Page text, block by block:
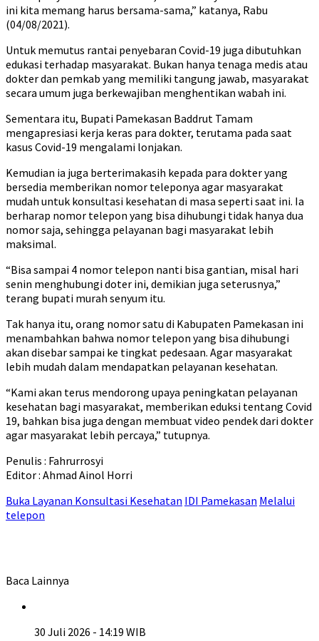
ini kita memang harus bersama-sama,” katanya, Rabu
(04/08/2021).
Untuk memutus rantai penyebaran Covid-19 juga dibutuhkan
edukasi terhadap masyarakat. Bukan hanya tenaga medis atau
dokter dan pemkab yang memiliki tangung jawab, masyarakat
secara umum juga berkewajiban menghentikan wabah ini.
Sementara itu, Bupati Pamekasan Baddrut Tamam
mengapresiasi kerja keras para dokter, terutama pada saat
kasus Covid-19 mengalami lonjakan.
Kemudian ia juga berterimakasih kepada para dokter yang
bersedia memberikan nomor teleponya agar masyarakat
mudah untuk konsultasi kesehatan di masa seperti saat ini. Ia
berharap nomor telepon yang bisa dihubungi tidak hanya dua
nomor saja, sehingga pelayanan bagi masyarakat lebih
maksimal.
“Bisa sampai 4 nomor telepon nanti bisa gantian, misal hari
senin menghubungi doter ini, demikian juga seterusnya,”
terang bupati murah senyum itu.
Tak hanya itu, orang nomor satu di Kabupaten Pamekasan ini
menambahkan bahwa nomor telepon yang bisa dihubungi
akan disebar sampai ke tingkat pedesaan. Agar masyarakat
lebih mudah dalam mendapatkan pelayanan kesehatan.
“Kami akan terus mendorong upaya peningkatan pelayanan
kesehatan bagi masyarakat, memberikan eduksi tentang Covid
19, bahkan bisa juga dengan membuat video pendek dari dokter
agar masyarakat lebih percaya,” tutupnya.
Penulis : Fahrurrosyi
Editor : Ahmad Ainol Horri
Buka Layanan Konsultasi Kesehatan IDI Pamekasan Melalui
telepon
Baca Lainnya
30 Juli 2026 - 14:19 WIB